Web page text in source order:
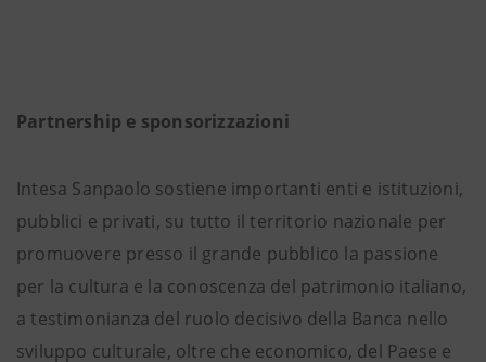
Partnership e sponsorizzazioni
Intesa Sanpaolo sostiene importanti enti e istituzioni,
pubblici e privati, su tutto il territorio nazionale per
promuovere presso il grande pubblico la passione
per la cultura e la conoscenza del patrimonio italiano,
a testimonianza del ruolo decisivo della Banca nello
sviluppo culturale, oltre che economico, del Paese e